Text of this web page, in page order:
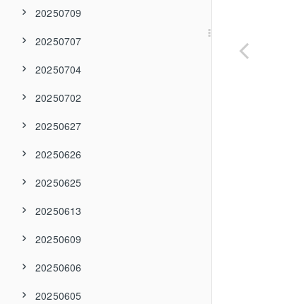
20250709
20250707
20250704
20250702
20250627
20250626
20250625
20250613
20250609
20250606
20250605